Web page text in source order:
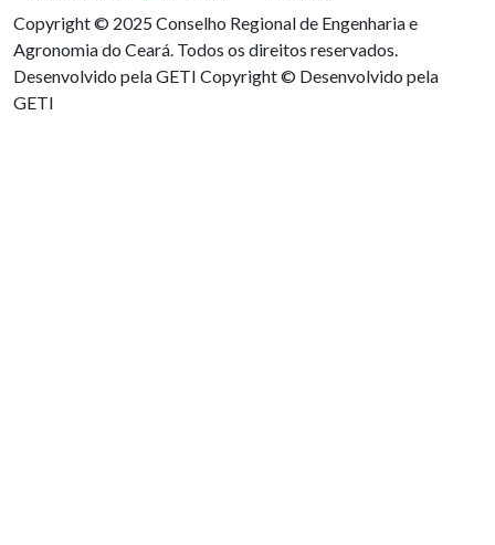
Copyright © 2025 Conselho Regional de Engenharia e
Agronomia do Ceará. Todos os direitos reservados.
Desenvolvido pela GETI Copyright © Desenvolvido pela
GETI